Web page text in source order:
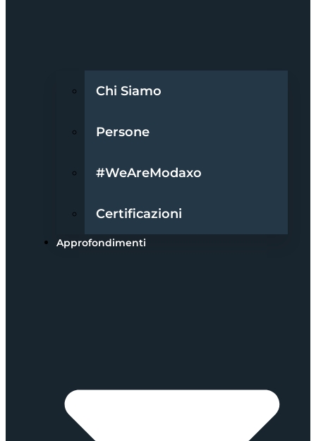
Chi Siamo
Persone
#WeAreModaxo
Certificazioni
Approfondimenti